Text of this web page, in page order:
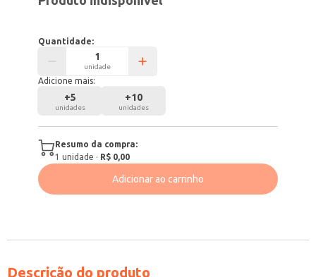
Quantidade:
unidade
Adicione mais:
+5
unidades
+10
unidades
Resumo da compra:
1 unidade · R$ 0,00
Adicionar ao carrinho
Descrição do produto